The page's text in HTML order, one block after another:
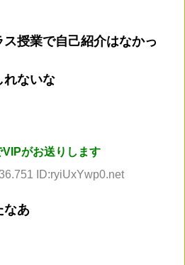
授業で自己紹介はなかっ
れないな
がお送りします
ID:ryiUxYwp0.net
なあ